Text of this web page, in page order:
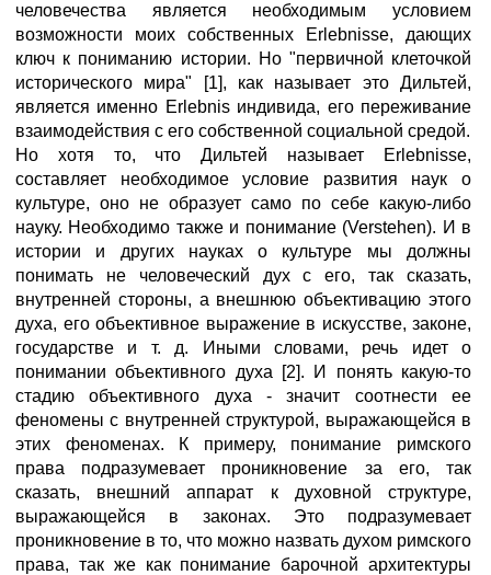
человечества является необходимым условием
возможности моих собственных Erlebnisse, дающих
ключ к пониманию истории. Но "первичной клеточкой
исторического мира" [1], как называет это Дильтей,
является именно Erlebnis индивида, его переживание
взаимодействия с его собственной социальной средой.
Но хотя то, что Дильтей называет Erlebnisse,
составляет необходимое условие развития наук о
культуре, оно не образует само по себе какую-либо
науку. Необходимо также и понимание (Verstehen). И в
истории и других науках о культуре мы должны
понимать не человеческий дух с его, так сказать,
внутренней стороны, а внешнюю объективацию этого
духа, его объективное выражение в искусстве, законе,
государстве и т. д. Иными словами, речь идет о
понимании объективного духа [2]. И понять какую-то
стадию объективного духа - значит соотнести ее
феномены с внутренней структурой, выражающейся в
этих феноменах. К примеру, понимание римского
права подразумевает проникновение за его, так
сказать, внешний аппарат к духовной структуре,
выражающейся в законах. Это подразумевает
проникновение в то, что можно назвать духом римского
права, так же как понимание барочной архитектуры